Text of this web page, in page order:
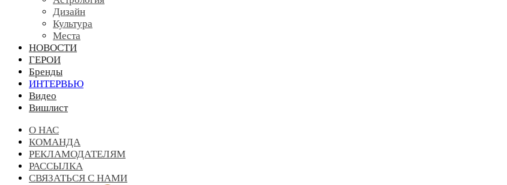
Дизайн
Культура
Места
НОВОСТИ
ГЕРОИ
Бренды
ИНТЕРВЬЮ
Видео
Вишлист
О НАС
КОМАНДА
РЕКЛАМОДАТЕЛЯМ
РАССЫЛКА
СВЯЗАТЬСЯ С НАМИ